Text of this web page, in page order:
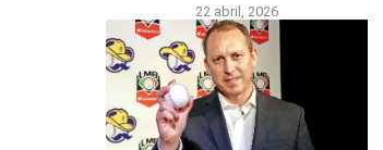
22 abril, 2026